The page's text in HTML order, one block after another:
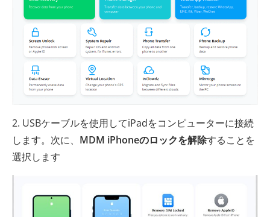
2. USBケーブルを使用してiPadをコンピューターに接続
します。次に、 MDM iPhoneのロックを解除することを
選択します